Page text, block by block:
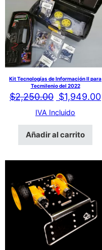
Kit Tecnologías de Información II para
Tecmilenio del 2022
$2,250.00 El precio
$1,949.00
IVA Incluido
Añadir al carrito